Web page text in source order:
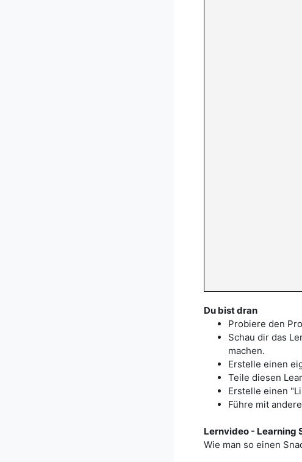
Du bist dran
Probiere den
Schau dir das
machen.
Erstelle einen
Teile diesen
Erstelle einen
Führe mit
Lernvideo - Learning
Wie man so einen